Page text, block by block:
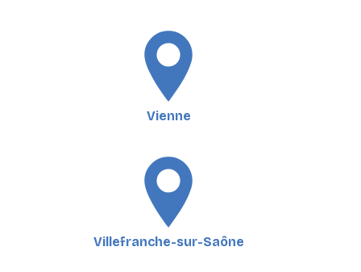
Vienne
Villefranche-sur-Saône